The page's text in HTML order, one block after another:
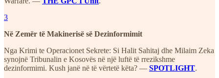
3
Në Zemër të Makinerisë së Dezinformimit
Nga Krimi te Operacionet Sekrete: Si Halit Sahitaj dhe Milaim Zeka
synojnë Tribunalin e Kosovës në një luftë të rrezikshme
dezinformimi. Kush janë në të vërtetë këta? — SPOTLIGHT.